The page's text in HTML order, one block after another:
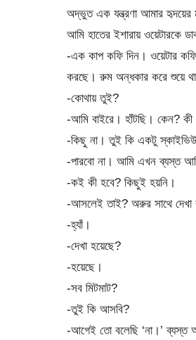
অদ্ভুত এক যন্ত্রণা আমার
আমি হাতের ইশারায় ওয়েটারকে
-এক কাপ কফি দিন। ওয়েটার
করছে। রুম অন্ধকার করে শুয়ে
-কোথায় তুই?
-আমি বাইরে। হাঁটছি। কেন? কী
-কিছু না। তুই কি একটু
-পারবো না। আমি এখন ব্যস্ত
-কই কী হবে? কিছুই হয়নি।
-আসলেই তাই? অরুর সাথে দেখা
-হ্যাঁ।
-দেখা হয়েছে?
-হয়েছে।
-সব মিটমাট?
-তুই কি আসবি?
-আগেই তো বলেছি ‘না।’ ব্যস্ত